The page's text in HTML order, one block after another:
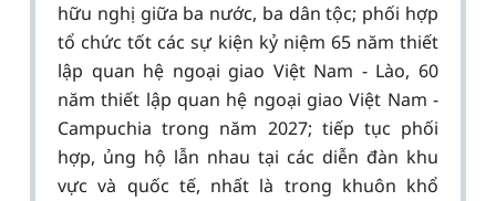
hữu nghị giữa ba nước, ba dân tộc; phối hợp
tổ chức tốt các sự kiện kỷ niệm 65 năm thiết
lập quan hệ ngoại giao Việt Nam - Lào, 60
năm thiết lập quan hệ ngoại giao Việt Nam -
Campuchia trong năm 2027; tiếp tục phối
hợp, ủng hộ lẫn nhau tại các diễn đàn khu
vực và quốc tế, nhất là trong khuôn khổ